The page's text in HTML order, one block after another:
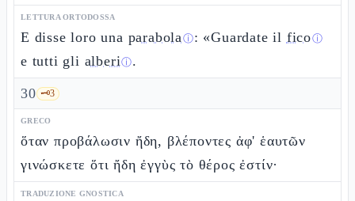
LETTURA ORTODOSSA
E disse loro una parabolaⓘ: «Guardate il ficoⓘ
e tutti gli alberiⓘ.
30 🗝️3
GRECO
ὅταν προβάλωσιν ἤδη, βλέποντες ἀφ' ἑαυτῶν
γινώσκετε ὅτι ἤδη ἐγγὺς τὸ θέρος ἐστίν·
TRADUZIONE GNOSTICA